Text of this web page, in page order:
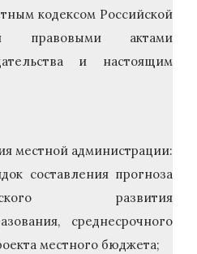
кодексом Российской
правовыми актами
и настоящим
местной администрации:
составления прогноза
развития
среднесрочного
местного бюджета;